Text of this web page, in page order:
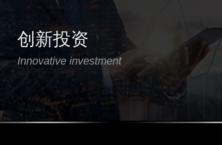
创新投资
Innovative investment